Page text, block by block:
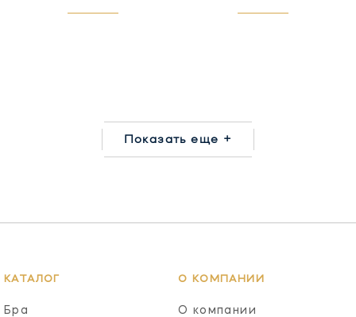
Показать еще +
КАТАЛОГ
Бра
О КОМПАНИИ
О компании